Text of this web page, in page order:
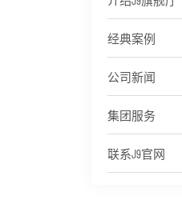
经典案例
公司新闻
集团服务
联系J9官网